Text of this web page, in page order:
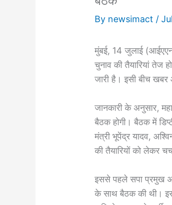
By newsimact /
मुंबई, 14 जुलाई
चुनाव की तैयारियां तेज
जारी है। इसी बीच खबर
जानकारी के अनुसार,
बैठक होगी। बैठक में
मंत्री भूपेंद्र यादव,
की तैयारियों को लेकर
इससे पहले सपा प्रमुख
के साथ बैठक की थी। इस